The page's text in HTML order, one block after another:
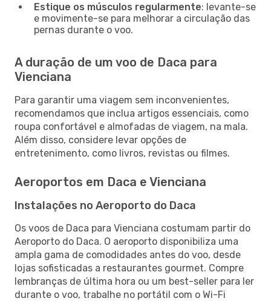
Estique os músculos regularmente: levante-se
e movimente-se para melhorar a circulação das
pernas durante o voo.
A duração de um voo de Daca para
Vienciana
Para garantir uma viagem sem inconvenientes,
recomendamos que inclua artigos essenciais, como
roupa confortável e almofadas de viagem, na mala.
Além disso, considere levar opções de
entretenimento, como livros, revistas ou filmes.
Aeroportos em Daca e Vienciana
Instalações no Aeroporto do Daca
Os voos de Daca para Vienciana costumam partir do
Aeroporto do Daca. O aeroporto disponibiliza uma
ampla gama de comodidades antes do voo, desde
lojas sofisticadas a restaurantes gourmet. Compre
lembranças de última hora ou um best-seller para ler
durante o voo, trabalhe no portátil com o Wi-Fi